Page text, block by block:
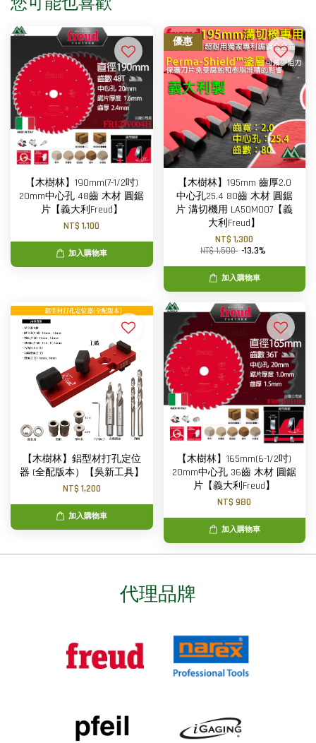
【木樹林】190mm(7-1/2吋)
20mm中心孔 48齒 木材 圓鋸
片【義大利Freud】
NT$ 1,100
加入購物車
優惠
【木樹林】195mm 齒厚2.0
中心孔25.4 80齒 木材 圓鋸
片 溝切機用 LA50M007【義
大利Freud】
NT$ 1,300
NT$ 1,500 -13.3%
加入購物車
【木樹林】鋁型材打孔定位
器 (全配版本）【吳新工具】
NT$ 1,200
加入購物車
【木樹林】165mm(6-1/2吋)
20mm中心孔 36齒 木材 圓鋸
片【義大利Freud】
NT$ 980
加入購物車
代理品牌